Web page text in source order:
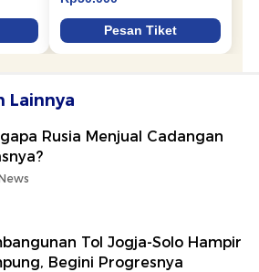
Lainnya
Rusia Menjual Cadangan
Tol Jogja-Solo Hampir
Begini Progresnya